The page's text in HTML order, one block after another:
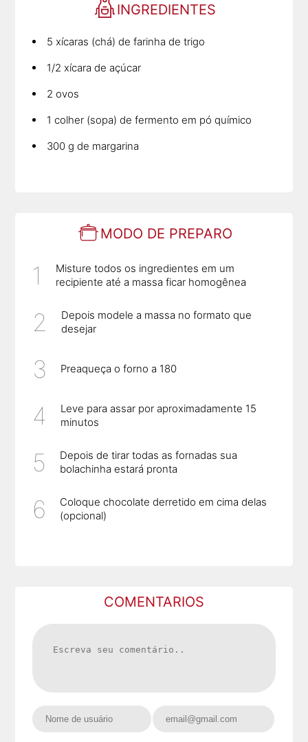
INGREDIENTES
5 xícaras (chá) de farinha de trigo
1/2 xícara de açúcar
2 ovos
1 colher (sopa) de fermento em pó químico
300 g de margarina
MODO DE PREPARO
Misture todos os ingredientes em um
recipiente até a massa ficar homogênea
Depois modele a massa no formato que
desejar
Preaqueça o forno a 180
Leve para assar por aproximadamente 15
minutos
Depois de tirar todas as fornadas sua
bolachinha estará pronta
Coloque chocolate derretido em cima delas
(opcional)
COMENTARIOS